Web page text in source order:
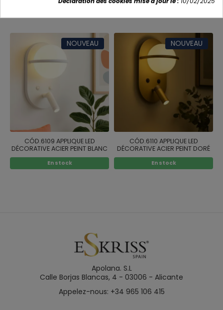
NOUVEAU
CÓD.6109 APPLIQUE LED
DÉCORATIVE ACIER PEINT BLANC
En stock
NOUVEAU
CÓD.6110 APPLIQUE LED
DÉCORATIVE ACIER PEINT DORÉ
En stock
Apolana. S.L
Calle Borjas Blancas, 4 - 03006 - Alicante
Appelez-nous: +34 965 106 415